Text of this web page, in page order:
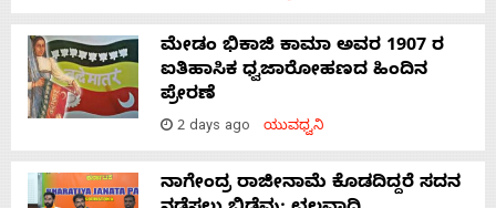
ಮೇಡಂ ಭಿಕಾಜಿ ಕಾಮಾ ಅವರ 1907 ರ
ಐತಿಹಾಸಿಕ ಧ್ವಜಾರೋಹಣದ ಹಿಂದಿನ
ಪ್ರೇರಣೆ
2 days ago ಯುವಧ್ವನಿ
ನಾಗೇಂದ್ರ ರಾಜೀನಾಮೆ ಕೊಡದಿದ್ದರೆ ಸದನ